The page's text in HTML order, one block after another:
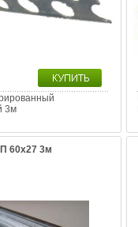
3м
60х27 3м